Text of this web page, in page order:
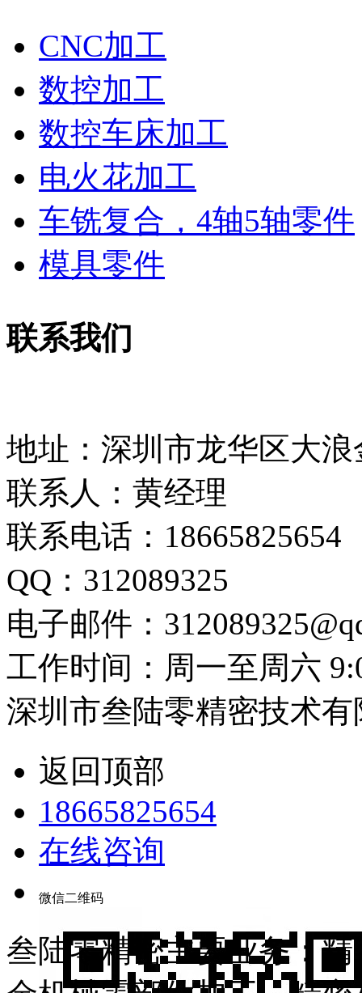
CNC加工
数控加工
数控车床加工
电火花加工
车铣复合，4轴5轴零件
模具零件
联系我们
地址：深圳市龙华区大
联系人：黄经理
联系电话：18665825654
QQ：312089325
电子邮件：
工作时间：周一至周六
深圳市叁陆零精密技术
返回顶部
18665825654
在线咨询
微信二维码
叁陆零精密主要业务：